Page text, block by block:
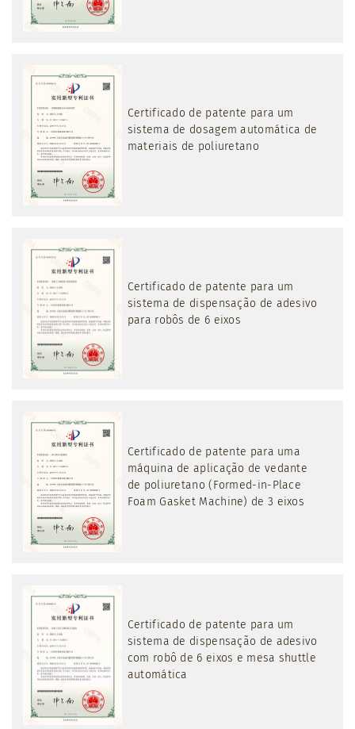
Certificado de patente para um
sistema de dosagem automática de
materiais de poliuretano
Certificado de patente para um
sistema de dispensação de adesivo
para robôs de 6 eixos
Certificado de patente para uma
máquina de aplicação de vedante
de poliuretano (Formed-in-Place
Foam Gasket Machine) de 3 eixos
Certificado de patente para um
sistema de dispensação de adesivo
com robô de 6 eixos e mesa shuttle
automática